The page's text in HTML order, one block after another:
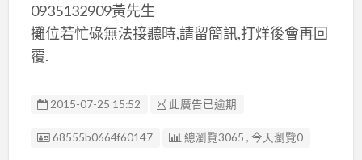
0935132909黃先生
攤位若忙碌無法接聽時,請留簡訊,打烊後會再回
覆.
2015-07-25 15:52 此廣告已逾期
廣告编號
68555b0664f60147 總瀏覽3065 , 今天瀏覽0